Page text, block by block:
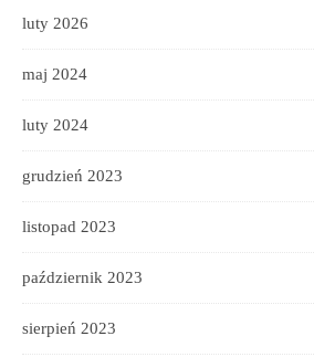
luty 2026
maj 2024
luty 2024
grudzień 2023
listopad 2023
październik 2023
sierpień 2023